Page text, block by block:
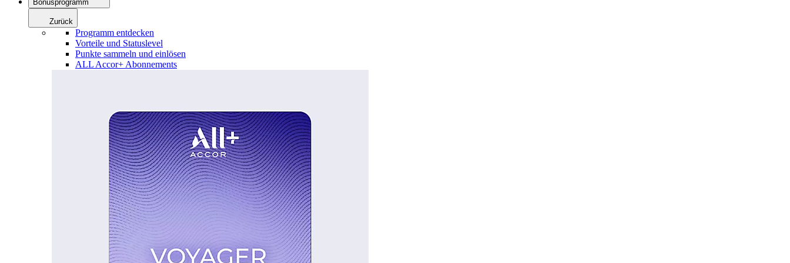
Bonusprogramm
Zurück
Programm entdecken
Vorteile und Statuslevel
Punkte sammeln und einlösen
ALL Accor+ Abonnements